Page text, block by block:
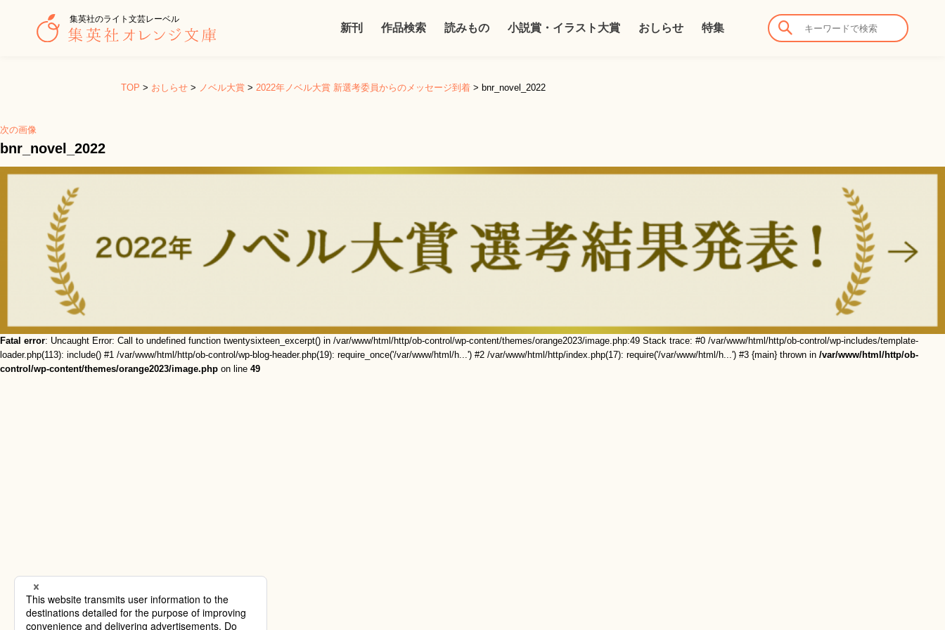
集英社のライト文芸レーベル
新刊 作品検索 読みもの 小説賞・イラスト大賞 おしらせ 特集
TOP > おしらせ > ノベル大賞 > 2022年ノベル大賞 新選考委員からのメッセージ到着 > bnr_novel_2022
次の画像
bnr_novel_2022
Fatal error: Uncaught Error: Call to undefined function twentysixteen_excerpt() in /var/www/html/http/ob-control/wp-content/themes/orange2023/image.php:49 Stack trace: #0 /var/www/html/http/ob-control/wp-includes/template-
loader.php(113): include() #1 /var/www/html/http/ob-control/wp-blog-header.php(19): require_once('/var/www/html/h...') #2 /var/www/html/http/index.php(17): require('/var/www/html/h...') #3 {main} thrown in /var/www/html/http/ob-
control/wp-content/themes/orange2023/image.php on line 49